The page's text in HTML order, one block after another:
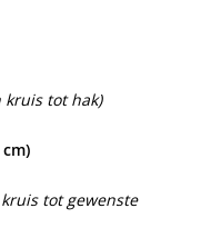
kruis tot hak)
tot gewenste